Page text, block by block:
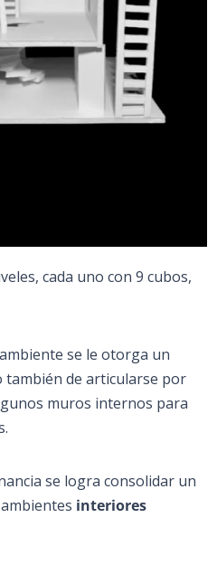
cada uno con 9 cubos,
se le otorga un
también de articularse por
muros internos para
se logra consolidar un
interiores